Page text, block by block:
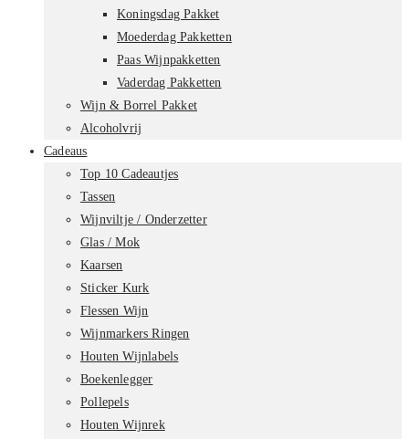
Koningsdag Pakket
Moederdag Pakketten
Paas Wijnpakketten
Vaderdag Pakketten
Wijn & Borrel Pakket
Alcoholvrij
Cadeaus
Top 10 Cadeautjes
Tassen
Wijnviltje / Onderzetter
Glas / Mok
Kaarsen
Sticker Kurk
Flessen Wijn
Wijnmarkers Ringen
Houten Wijnlabels
Boekenlegger
Pollepels
Houten Wijnrek